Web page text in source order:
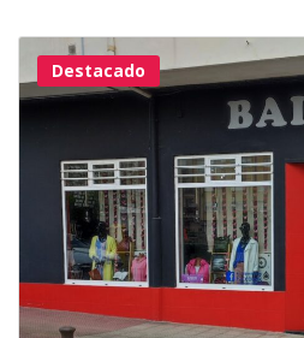
Destacado